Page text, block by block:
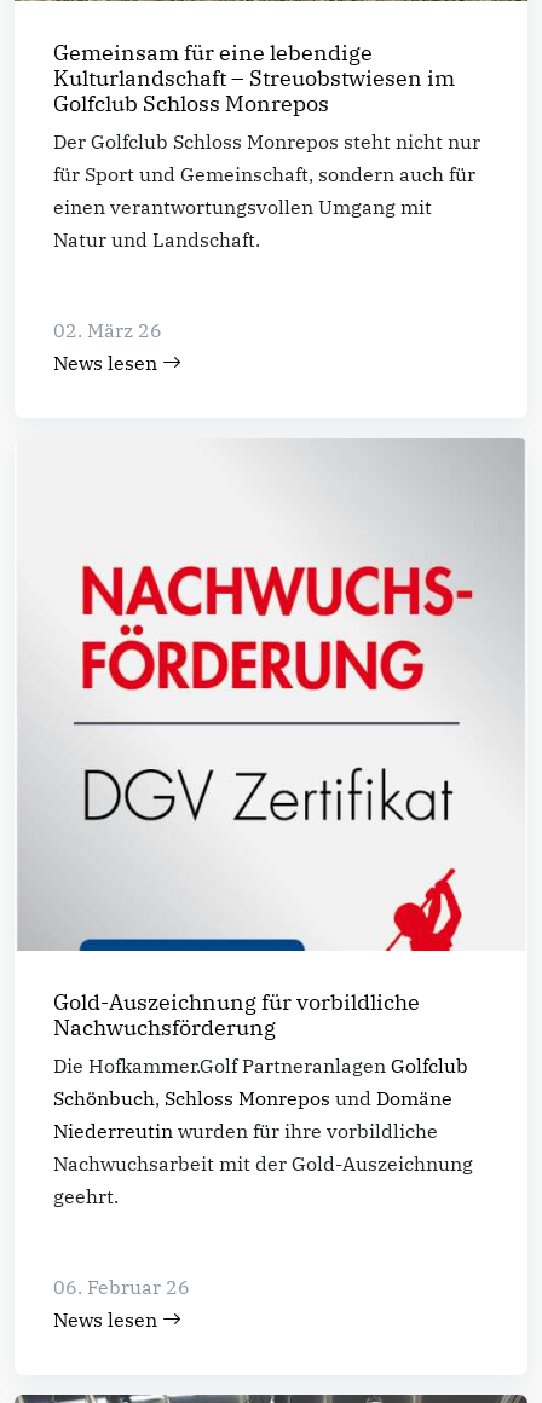
Gemeinsam für eine lebendige
Kulturlandschaft – Streuobstwiesen im
Golfclub Schloss Monrepos
Der Golfclub Schloss Monrepos steht nicht nur
für Sport und Gemeinschaft, sondern auch für
einen verantwortungsvollen Umgang mit
Natur und Landschaft.
02. März 26
News lesen
Gold-Auszeichnung für vorbildliche
Nachwuchsförderung
Die Hofkammer.Golf Partneranlagen Golfclub
Schönbuch, Schloss Monrepos und Domäne
Niederreutin wurden für ihre vorbildliche
Nachwuchsarbeit mit der Gold-Auszeichnung
geehrt.
06. Februar 26
News lesen